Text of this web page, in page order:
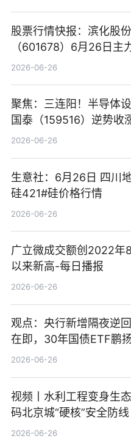
股票行情快报：滨化股份
（601678）6月26日主
卖出5964.34万元
2026-06-26
聚焦：三连阳！半导体
国泰（159516）逆势收
3.5%，近10日累计净流
2026-06-26
生意社：6月26日 四川
硅421#硅价格行情
2026-06-26
广立微成交额创2022年
以来新高-每日播报
2026-06-26
观点：央行新增隔夜逆
在即，30年国债ETF鹏
(511090) 盘中小幅上涨
2026-06-26
视频丨水利工程变身生
码北京城“硬核”安全防线
2026-06-26